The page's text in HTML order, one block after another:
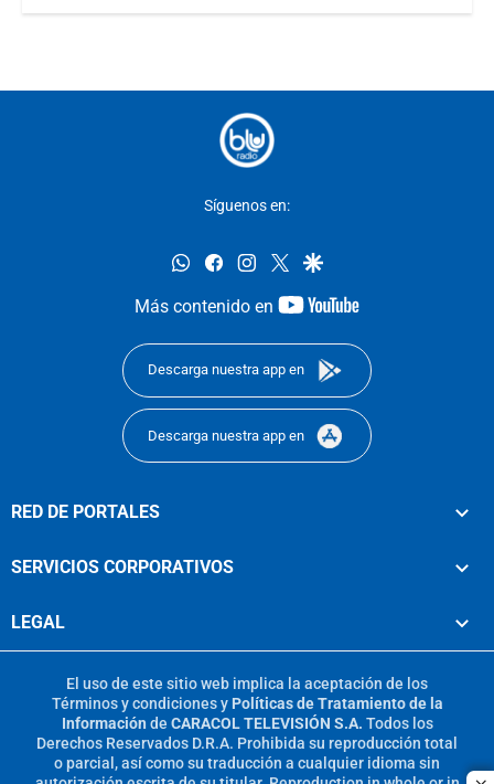
Síguenos en:
whatsappfacebookinstagram
twittergoogle
Más contenido en
youtube-
Descarga nuestra app en
Descarga nuestra app en
RED DE PORTALES
SERVICIOS CORPORATIVOS
LEGAL
El uso de este sitio web implica la aceptación de los
Términos y condicionesy Políticas de Tratamiento de la
Información de CARACOL TELEVISIÓN S.A. Todos los
Derechos Reservados D.R.A. Prohibida su reproducción total
o parcial, así como su traducción a cualquier idioma sin